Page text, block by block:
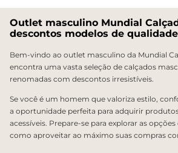
Outlet masculino Mundial
descontos modelos de qualidade
Bem-vindo ao outlet masculino da Mundial
encontra uma vasta seleção de calçados
renomadas com descontos irresistíveis.
Se você é um homem que valoriza estilo,
a oportunidade perfeita para adquirir
acessíveis. Prepare-se para explorar as
como aproveitar ao máximo suas compras